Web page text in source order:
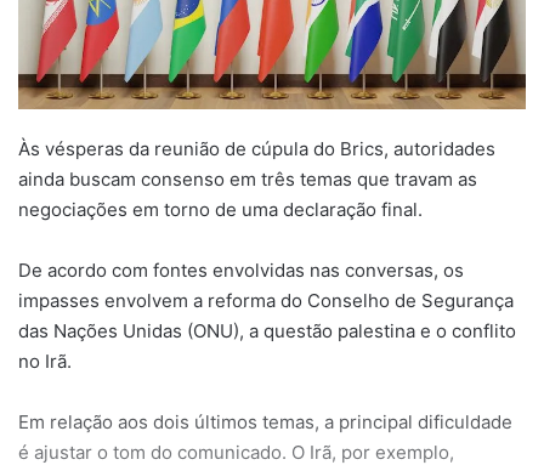
Às vésperas da reunião de cúpula do Brics, autoridades
ainda buscam consenso em três temas que travam as
negociações em torno de uma declaração final.
De acordo com fontes envolvidas nas conversas, os
impasses envolvem a reforma do Conselho de Segurança
das Nações Unidas (ONU), a questão palestina e o conflito
no Irã.
Em relação aos dois últimos temas, a principal dificuldade
é ajustar o tom do comunicado. O Irã, por exemplo,